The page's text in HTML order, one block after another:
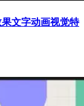
果文字动画视觉特